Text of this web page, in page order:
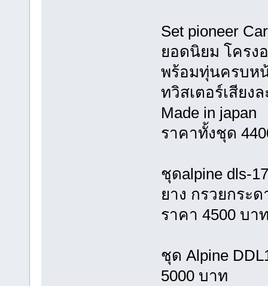
Set pioneer
ยอดนิยม โครง
พร้อมทุ่นครบห
ทวิสเตอร์เสียง
Made in japan
ราคาทั้งชุด
ชุดalpine dls-
ยาง กรวยกระ
ราคา 4500 บา
ชุด Alpine
5000 บาท